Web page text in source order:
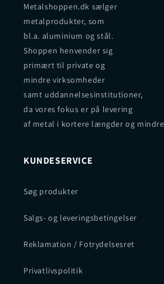
Metalshoppen.dk sælger
metalprodukter, som
bl.a. aluminium og stål.
Shoppen henvender sig
primært til private og
mindre virksomheder
samt uddannelsesinstitutioner,
da vores fokus er på levering
af metal i kortere længder og
KUNDESERVICE
Søg produkter
Salgs- og leveringsbetingelser
Reklamation / Fotrydelsesret
Privatlivspolitik